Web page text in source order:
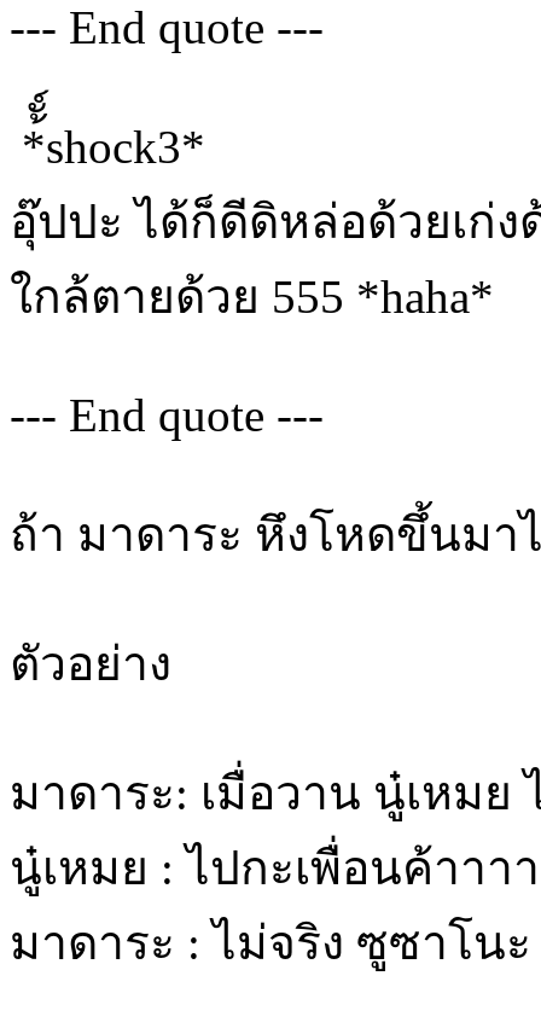
--- End quote ---
*้ั์shock3*
อุ๊ปปะ ได้ก็ดีดิหล่อด้วยเก่
ใกล้ตายด้วย 555 *haha*
--- End quote ---
ถ้า มาดาระ หึงโหดขึ้นม
ตัวอย่าง
มาดาระ: เมื่อวาน นู๋เหมย
นู๋เหมย : ไปกะเพื่อนค้าาาา
มาดาระ : ไม่จริง ซูซาโน